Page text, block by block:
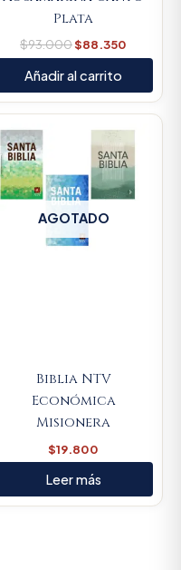
Plata
$93.000$88.350
Añadir al carrito
AGOTADO
Biblia NTV
Económica
Misionera
$19.800
Leer más